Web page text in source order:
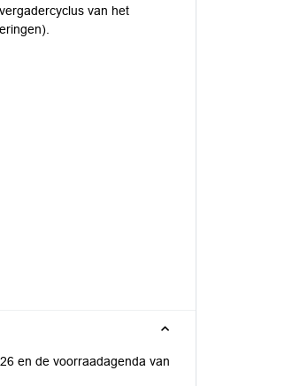
van het
en de voorraadagenda van